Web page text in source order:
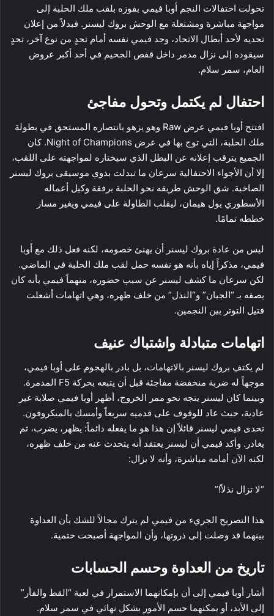
تحولت احتفالات النجم أوبا فيمي بفوزه بلقب ملك الحلبة إلى
مواجهة مباشرة ومشتعلة مع الوحش بروك ليسنر. فبدلاً من إعلان
تحديه لأحد أبطال الاتحاد، وجد فيمي نفسه أمام تحدٍ من نوع آخر، تحدٍ
سيقوده إلى نزال مدمر داخل قفص الجحيم في أحد أكبر عروض
العام، سمر سلام.
احتفال لم يكتمل وتحول مفاجئ
افتتح أوبا فيمي عرض Raw وهو يزهو بانتصاره المستحق في بطولة
ملك الحلبة، التي توج بها في عرض Night of Champions. كان
الجميع يترقب إعلانه عن البطل الذي سيختاره لمواجهته على اللقب،
إلا أن الأجواء الاحتفالية سرعان ما تبدلت بدوي موسيقى بروك ليسنر
الصاخبة. شق الوحش طريقه نحو الحلبة برفقة وكيل أعماله
الأسطوري بول هيمان، ليقلب الطاولة على فيمي ويغير مسار
خططه تمامًا.
ليس من عادة بروك ليسنر أن يهنئ خصومه، لكنه فعل ذلك مع أوبا
فيمي، مذكراً إياه بأنه هو نفسه حمل لقب ملك الحلبة في الماضي.
لكن سرعان ما كشف ليسنر عن سبب حضوره، متهماً فيمي بأنه كان
يصفه بـ “الجبان” و“النذل” من خلف ظهره، وهي اتهامات أشعلت
فتيل التوتر بين النجمين.
اتهامات متبادلة واشتباك عنيف
لم يكتفِ بروك ليسنر بالاتهامات، بل بادر بالهجوم على أوبا فيمي،
موجهاً له ضربة منخفضة مفاجئة قبل أن يتبعه بحركة F5 المدمرة.
وبينما كان ليسنر يتجه نحو ممر الخروج، أظهر أوبا فيمي صلابة غير
عادية، حيث عاد للوقوف على قدميه سريعاً وأمسك بالميكروفون.
تحدى فيمي ليسنر قائلاً إن هذا هو ما يفعله دائماً: يظهر، يضرب، ثم
يغادر. وأكد فيمي أن ليسنر يعتقد أنه يتحدث عنه من خلف ظهره،
لكنه الآن أمامه مباشرة، وأنه لا يزال:
“لا تزال نذلاً!”
هذا التصريح الجريء من فيمي لم يترك مجالاً للشك بأن العداوة
بينهما قد وصلت إلى ذروتها، وأن المواجهة أصبحت حتمية.
تاريخ من العداوة وحسم الحسابات
أشار أوبا فيمي إلى أن بإمكانهما الاستمرار في لعبة “القط والفأر”
إلى الأبد، أو يمكنهما حسم الأمور بشكل نهائي في سمر سلام.